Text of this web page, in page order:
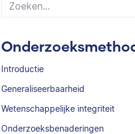
Introductie
Generaliseerbaarheid
Wetenschappelijke integriteit
Onderzoeksbenaderingen